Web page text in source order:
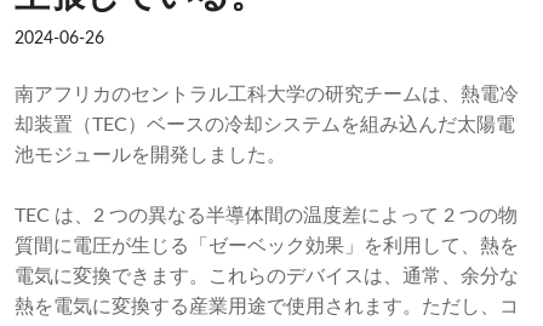
2024-06-26
南アフリカのセントラル工科大学の研究チームは、熱電冷
却装置（TEC）ベースの冷却システムを組み込んだ太陽電
池モジュールを開発しました。
TEC は、2 つの異なる半導体間の温度差によって 2 つの物
質間に電圧が生じる「ゼーベック効果」を利用して、熱を
電気に変換できます。これらのデバイスは、通常、余分な
熱を電気に変換する産業用途で使用されます。ただし、コ